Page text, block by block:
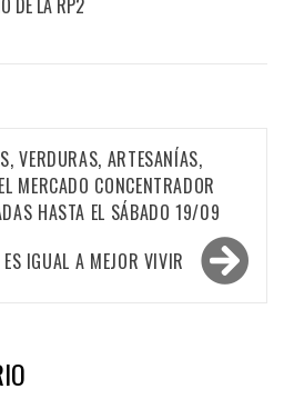
DE LA RP2
VERDURAS, ARTESANÍAS,
MERCADO CONCENTRADOR
HASTA EL SÁBADO 19/09
IGUAL A MEJOR VIVIR